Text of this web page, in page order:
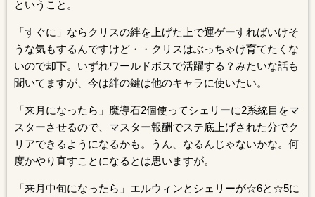
ということ。
「すぐに」ならクリスの絆を上げた上で運ゲーすればいけそ
うな気もするんですけど・・クリスはぶっちゃけ育てたくな
いので却下。いずれワールドボスで活躍する？みたいな話も
聞いてますが、今は絆の鍵は他のキャラに使いたい。
「来月になったら」魔導石2個使ってシェリーに2系統目をマ
スターさせるので、マスター報酬でステ底上げされた分でク
リアできるようになるかも。うん、なるんじゃないかな。何
度かやり直すことになるとは思いますが。
「来月中旬になったら」エルウィンとシェリーが☆6と☆5に